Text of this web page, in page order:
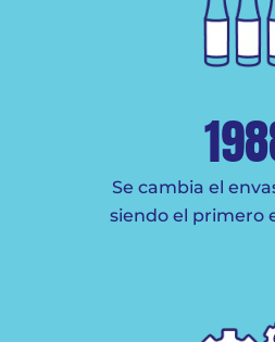
Se cambia el
siendo el primero